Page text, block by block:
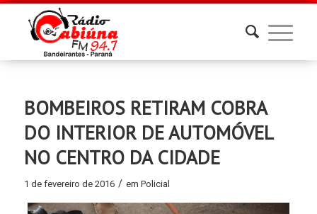
BOMBEIROS RETIRAM COBRA
DO INTERIOR DE AUTOMÓVEL
NO CENTRO DA CIDADE
1 de fevereiro de 2016 / em Policial